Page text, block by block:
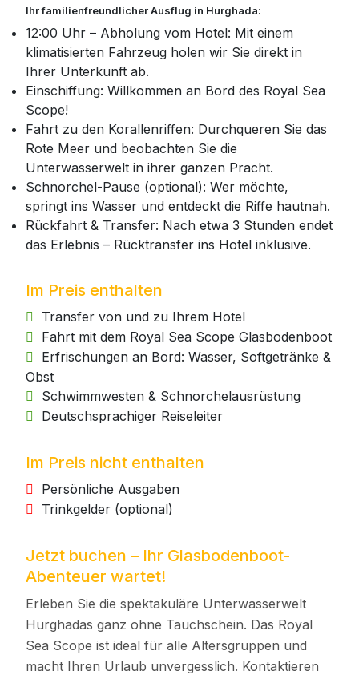
Ihr familienfreundlicher Ausflug in Hurghada:
12:00 Uhr – Abholung vom Hotel: Mit einem
klimatisierten Fahrzeug holen wir Sie direkt in
Ihrer Unterkunft ab.
Einschiffung: Willkommen an Bord des Royal Sea
Scope!
Fahrt zu den Korallenriffen: Durchqueren Sie das
Rote Meer und beobachten Sie die
Unterwasserwelt in ihrer ganzen Pracht.
Schnorchel-Pause (optional): Wer möchte,
springt ins Wasser und entdeckt die Riffe hautnah.
Rückfahrt & Transfer: Nach etwa 3 Stunden endet
das Erlebnis – Rücktransfer ins Hotel inklusive.
Im Preis enthalten
Transfer von und zu Ihrem Hotel
Fahrt mit dem Royal Sea Scope Glasbodenboot
Erfrischungen an Bord: Wasser, Softgetränke &
Obst
Schwimmwesten & Schnorchelausrüstung
Deutschsprachiger Reiseleiter
Im Preis nicht enthalten
Persönliche Ausgaben
Trinkgelder (optional)
Jetzt buchen – Ihr Glasbodenboot-
Abenteuer wartet!
Erleben Sie die spektakuläre Unterwasserwelt
Hurghadas ganz ohne Tauchschein. Das Royal
Sea Scope ist ideal für alle Altersgruppen und
macht Ihren Urlaub unvergesslich. Kontaktieren